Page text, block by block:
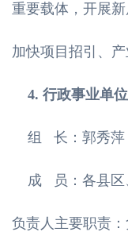
重要载体，开展
加快项目招引、产
4. 行政事业单
组 长：郭秀萍
成 员：各县区
负责人主要职责